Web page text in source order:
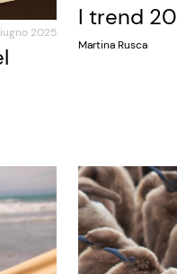
2025
I trend
Martina Rusca